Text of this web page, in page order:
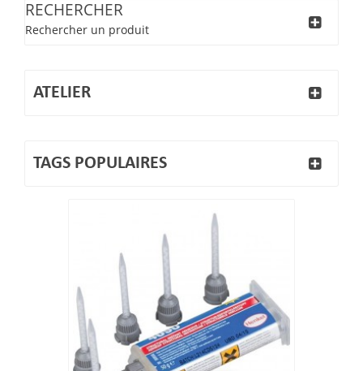
RECHERCHER
Rechercher un produit
ATELIER
TAGS POPULAIRES